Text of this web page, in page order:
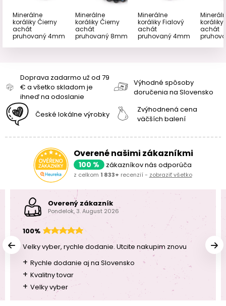
Minerálne
koráliky Čierny
achát
pruhovaný 4mm
Minerálne
koráliky Čierny
achát
pruhovaný 8mm
Minerálne
koráliky Fialový
achát
pruhovaný 4mm
koráliky
achát
Doprava zadarmo už od 79
€ a všetko skladom je
ihneď na odoslanie
Výhodné spôsoby
doručenia na Slovensko
České lokálne výrobky
Zvýhodnená cena
väčších balení
Overené našimi zákazníkmi
100 % zákazníkov nás odporúča
z celkom 1 833+ recenzií - zobraziť všetko
Overený zákazník
Pondelok, 3. August 2026
100%
Velky vyber, rychle dodanie. Utcite nakupim znovu
+ Rychle dodanie aj na Slovensko
+ Kvalitny tovar
+ Velky vyber